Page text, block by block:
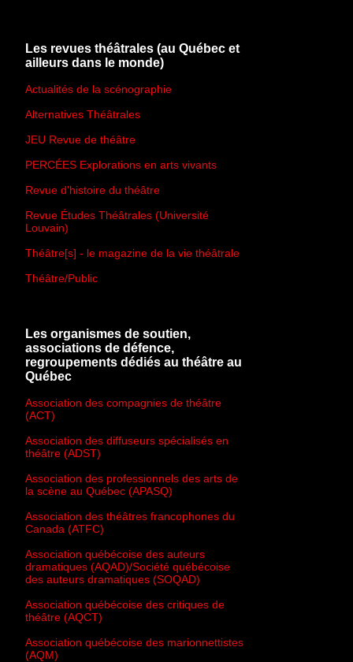
Les revues théâtrales (au Québec et
ailleurs dans le monde)
Actualités de la scénographie
Alternatives Théâtrales
JEU Revue de théâtre
PERCÉES Explorations en arts vivants
Revue d'histoire du théâtre
Revue Études Théâtrales (Université
Louvain)
Théâtre[s] - le magazine de la vie théâtrale
Théâtre/Public
Les organismes de soutien,
associations de défence,
regroupements dédiés au théâtre au
Québec
Association des compagnies de théâtre
(ACT)
Association des diffuseurs spécialisés en
théâtre (ADST)
Association des professionnels des arts de
la scène au Québec (APASQ)
Association des théâtres francophones du
Canada (ATFC)
Association québécoise des auteurs
dramatiques (AQAD)/Société québécoise
des auteurs dramatiques (SOQAD)
Association québécoise des critiques de
théâtre (AQCT)
Association québécoise des marionnettistes
(AQM)